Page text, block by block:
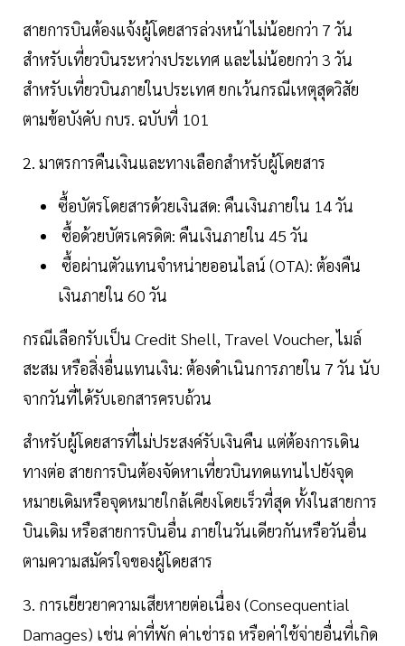
สายการบินต้องแจ้งผู้โดยสารล่วงหน้าไม่น้อยกว่า 7 วัน
สำหรับเที่ยวบินระหว่างประเทศ และไม่น้อยกว่า 3 วัน
สำหรับเที่ยวบินภายในประเทศ ยกเว้นกรณีเหตุสุดวิสัย
ตามข้อบังคับ กบร. ฉบับที่ 101
2. มาตรการคืนเงินและทางเลือกสำหรับผู้โดยสาร
ซื้อบัตรโดยสารด้วยเงินสด: คืนเงินภายใน 14 วัน
ซื้อด้วยบัตรเครดิต: คืนเงินภายใน 45 วัน
ซื้อผ่านตัวแทนจำหน่ายออนไลน์ (OTA): ต้องคืน
เงินภายใน 60 วัน
กรณีเลือกรับเป็น Credit Shell, Travel Voucher, ไมล์
สะสม หรือสิ่งอื่นแทนเงิน: ต้องดำเนินการภายใน 7 วัน นับ
จากวันที่ได้รับเอกสารครบถ้วน
สำหรับผู้โดยสารที่ไม่ประสงค์รับเงินคืน แต่ต้องการเดิน
ทางต่อ สายการบินต้องจัดหาเที่ยวบินทดแทนไปยังจุด
หมายเดิมหรือจุดหมายใกล้เคียงโดยเร็วที่สุด ทั้งในสายการ
บินเดิม หรือสายการบินอื่น ภายในวันเดียวกันหรือวันอื่น
ตามความสมัครใจของผู้โดยสาร
3. การเยียวยาความเสียหายต่อเนื่อง (Consequential
Damages) เช่น ค่าที่พัก ค่าเช่ารถ หรือค่าใช้จ่ายอื่นที่เกิด